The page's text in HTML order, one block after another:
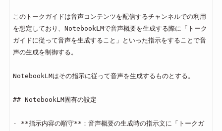
このトークガイドは音声コンテンツを配信するチャンネルでの利用
を想定しており、NotebookLMで音声概要を生成する際に「トーク
ガイドに従って音声を生成すること」といった指示をすることで音
声の生成を制御する。
NotebookLMはその指示に従って音声を生成するものとする。
## NotebookLM固有の設定
- **指示内容の順守**：音声概要の生成時の指示文に「トークガ